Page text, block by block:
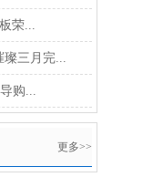
荣...
璨三月完...
购...
更多>>